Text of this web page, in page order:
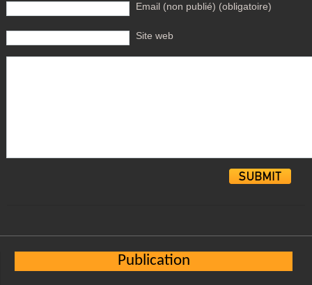
Email (non publié) (obligatoire)
Site web
Publication